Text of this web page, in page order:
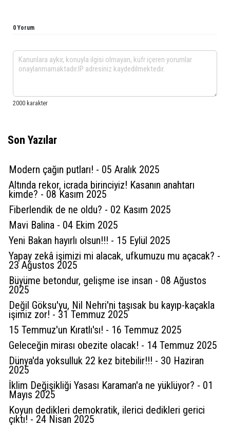
0 Yorum
Son Yazılar
Modern çağın putları! - 05 Aralık 2025
Altında rekor, icrada birinciyiz! Kasanın anahtarı
kimde? - 08 Kasım 2025
Fiberlendik de ne oldu? - 02 Kasım 2025
Mavi Balina - 04 Ekim 2025
Yeni Bakan hayırlı olsun!!! - 15 Eylül 2025
Yapay zekâ işimizi mi alacak, ufkumuzu mu açacak? -
23 Ağustos 2025
Büyüme betondur, gelişme ise insan - 08 Ağustos
2025
Değil Göksu'yu, Nil Nehri'ni taşısak bu kayıp-kaçakla
işimiz zor! - 31 Temmuz 2025
15 Temmuz'un Kıratlı'sı! - 16 Temmuz 2025
Geleceğin mirası obezite olacak! - 14 Temmuz 2025
Dünya'da yoksulluk 22 kez bitebilir!!! - 30 Haziran
2025
İklim Değişikliği Yasası Karaman'a ne yüklüyor? - 01
Mayıs 2025
Koyun dedikleri demokratik, ilerici dedikleri gerici
çıktı! - 24 Nisan 2025